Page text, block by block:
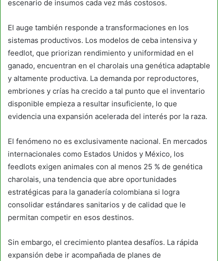
escenario de insumos cada vez más costosos.
El auge también responde a transformaciones en los
sistemas productivos. Los modelos de ceba intensiva y
feedlot, que priorizan rendimiento y uniformidad en el
ganado, encuentran en el charolais una genética adaptable
y altamente productiva. La demanda por reproductores,
embriones y crías ha crecido a tal punto que el inventario
disponible empieza a resultar insuficiente, lo que
evidencia una expansión acelerada del interés por la raza.
El fenómeno no es exclusivamente nacional. En mercados
internacionales como Estados Unidos y México, los
feedlots exigen animales con al menos 25 % de genética
charolais, una tendencia que abre oportunidades
estratégicas para la ganadería colombiana si logra
consolidar estándares sanitarios y de calidad que le
permitan competir en esos destinos.
Sin embargo, el crecimiento plantea desafíos. La rápida
expansión debe ir acompañada de planes de